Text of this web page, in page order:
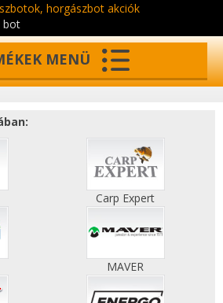
horgászbot akciók
bot
MENÜ
Carp Expert
MAVER